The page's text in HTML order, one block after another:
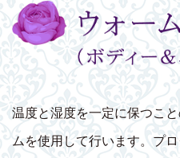
温度と湿度を一定に保つこ
ムを使用して行います。プ